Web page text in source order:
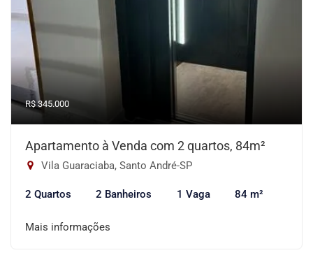
R$ 345.000
Apartamento à Venda com 2 quartos, 84m²
Vila Guaraciaba, Santo André-SP
2 Quartos 2 Banheiros 1 Vaga 84 m²
Mais informações